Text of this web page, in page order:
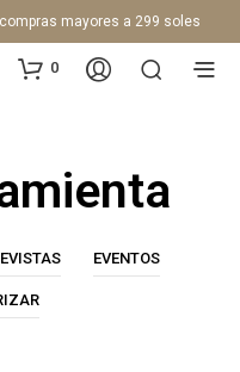
mayores a 299 soles
0
EVENTOS